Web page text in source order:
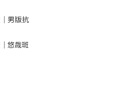
男版抗
悠哉斑